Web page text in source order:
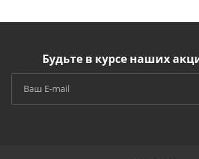
Будьте в курсе наших